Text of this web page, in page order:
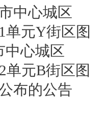
中心城区
单元Y街区图
中心城区
单元B街区图
布的公告